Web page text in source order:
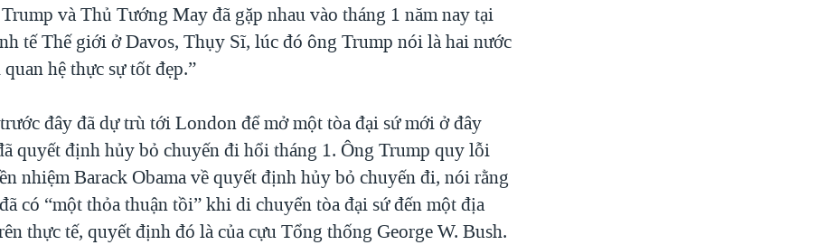
và Thủ Tướng May đã gặp nhau vào tháng 1 năm nay tại
tế Thế giới ở Davos, Thụy Sĩ, lúc đó ông Trump nói là hai nước
hệ thực sự tốt đẹp.”
đây đã dự trù tới London để mở một tòa đại sứ mới ở đây
quyết định hủy bỏ chuyến đi hổi tháng 1. Ông Trump quy lỗi
nhiệm Barack Obama về quyết định hủy bỏ chuyến đi, nói rằng
có “một thỏa thuận tồi” khi di chuyển tòa đại sứ đến một địa
thực tế, quyết định đó là của cựu Tổng thống George W. Bush.